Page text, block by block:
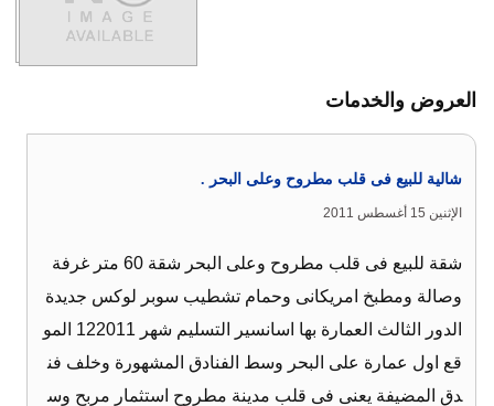
العروض والخدمات
شالية للبيع فى قلب مطروح وعلى البحر .
الإثنين 15 أغسطس 2011
شقة للبيع فى قلب مطروح وعلى البحر شقة 60 متر غرفة
وصالة ومطبخ امريكانى وحمام تشطيب سوبر لوكس جديدة
الدور الثالث العمارة بها اسانسير التسليم شهر 122011 المو
قع اول عمارة على البحر وسط الفنادق المشهورة وخلف فن
دق المضيفة يعنى فى قلب مدينة مطروح استثمار مربح وس